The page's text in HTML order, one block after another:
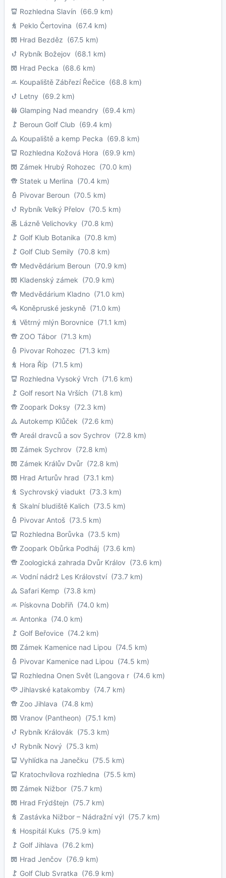
Rozhledna Slavín (66.9 km)
Peklo Čertovina (67.4 km)
Hrad Bezděz (67.5 km)
Rybník Božejov (68.1 km)
Hrad Pecka (68.6 km)
Koupaliště Zábřezí Řečice (68.8 km)
Letny (69.2 km)
Glamping Nad meandry (69.4 km)
Beroun Golf Club (69.4 km)
Koupaliště a kemp Pecka (69.8 km)
Rozhledna Kožová Hora (69.9 km)
Zámek Hrubý Rohozec (70.0 km)
Statek u Merlina (70.4 km)
Pivovar Beroun (70.5 km)
Rybník Velký Přelov (70.5 km)
Lázně Velichovky (70.8 km)
Golf Klub Botanika (70.8 km)
Golf Club Semily (70.8 km)
Medvědárium Beroun (70.9 km)
Kladenský zámek (70.9 km)
Medvědárium Kladno (71.0 km)
Koněpruské jeskyně (71.0 km)
Větrný mlýn Borovnice (71.1 km)
ZOO Tábor (71.3 km)
Pivovar Rohozec (71.3 km)
Hora Říp (71.5 km)
Rozhledna Vysoký Vrch (71.6 km)
Golf resort Na Vrších (71.8 km)
Zoopark Doksy (72.3 km)
Autokemp Klůček (72.6 km)
Areál dravců a sov Sychrov (72.8 km)
Zámek Sychrov (72.8 km)
Zámek Králův Dvůr (72.8 km)
Hrad Arturův hrad (73.1 km)
Sychrovský viadukt (73.3 km)
Skalní bludiště Kalich (73.5 km)
Pivovar Antoš (73.5 km)
Rozhledna Borůvka (73.5 km)
Zoopark Obůrka Podháj (73.6 km)
Zoologická zahrada Dvůr Králov (73.6 km)
Vodní nádrž Les Království(73.7 km)
Safari Kemp (73.8 km)
Pískovna Dobříň (74.0 km)
Antonka (74.0 km)
Golf Beřovice (74.2 km)
Zámek Kamenice nad Lipou (74.5 km)
Pivovar Kamenice nad Lipou (74.5 km)
Rozhledna Onen Svět (Langova r (74.6 km)
Jihlavské katakomby (74.7 km)
Zoo Jihlava (74.8 km)
Vranov (Pantheon) (75.1 km)
Rybník Královák (75.3 km)
Rybník Nový (75.3 km)
Vyhlídka na Janečku (75.5 km)
Kratochvílova rozhledna (75.5 km)
Zámek Nižbor (75.7 km)
Hrad Frýdštejn (75.7 km)
Zastávka Nižbor – Nádražní výl (75.7 km)
Hospitál Kuks (75.9 km)
Golf Jihlava (76.2 km)
Hrad Jenčov (76.9 km)
Golf Club Svratka (76.9 km)